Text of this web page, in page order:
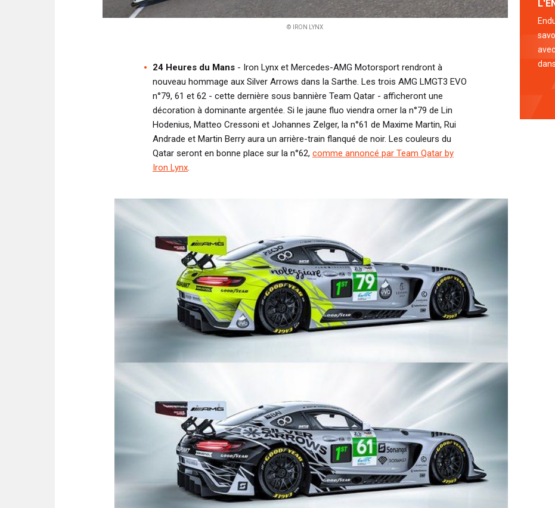
© IRON LYNX
24 Heures du Mans - Iron Lynx et Mercedes-AMG Motorsport rendront à
nouveau hommage aux Silver Arrows dans la Sarthe. Les trois AMG LMGT3 EVO
n°79, 61 et 62 - cette dernière sous bannière Team Qatar - afficheront une
décoration à dominante argentée. Si le jaune fluo viendra orner la n°79 de Lin
Hodenius, Matteo Cressoni et Johannes Zelger, la n°61 de Maxime Martin, Rui
Andrade et Martin Berry aura un arrière-train flanqué de noir. Les couleurs du
Qatar seront en bonne place sur la n°62, comme annoncé par Team Qatar by
Iron Lynx.